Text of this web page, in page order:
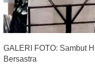
GALERI FOTO: Sambut
Bersastra